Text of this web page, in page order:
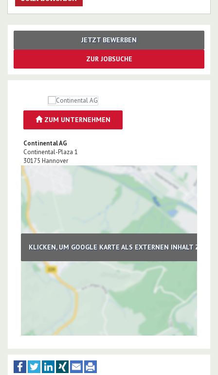
JETZT BEWERBEN
ZUR JOBSUCHE
ZUM UNTERNEHMEN
Continental AG
Continental-Plaza 1
30175 Hannover
KLICKEN, UM GOOGLE KARTE ALS EXTERNEN INHALT ZU